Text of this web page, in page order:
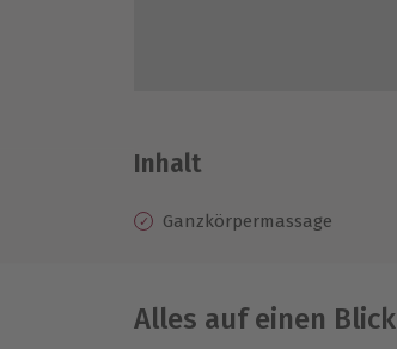
Inhalt
Ganzkörpermassage
Alles auf einen Blick